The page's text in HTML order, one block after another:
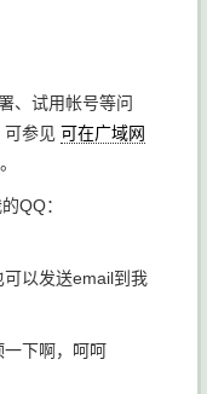
、试用帐号等问
可参见 可在广域网
。
QQ：
以发送email到我
下啊，呵呵